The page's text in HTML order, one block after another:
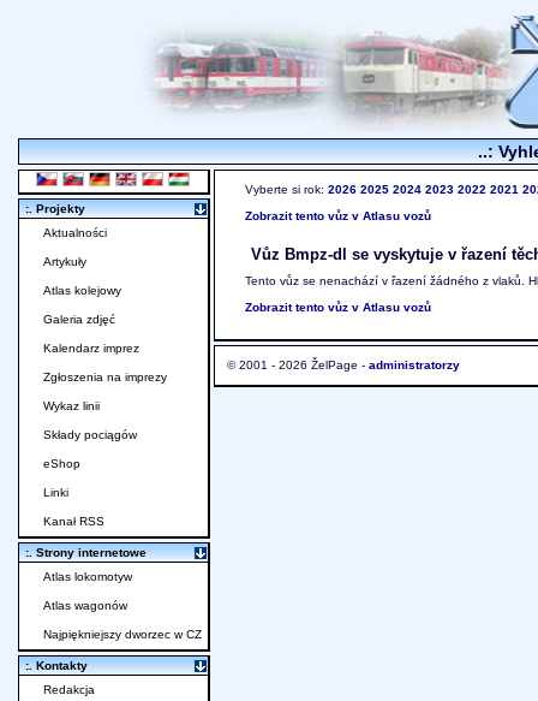
..:
Vyberte si rok: 2026 2025 2024 2023 2022 2021
Zobrazit tento vůz v Atlasu vozů
Vůz Bmpz-dl se vyskytuje v řazení
Tento vůz se nenachází v řazení žádného z vlaků.
Zobrazit tento vůz v Atlasu vozů
© 2001 - 2026 ŽelPage - administratorzy
:. Projekty
Aktualności
Artykuły
Atlas kolejowy
Galeria zdjęć
Kalendarz imprez
Zgłoszenia na imprezy
Wykaz linii
Składy pociągów
eShop
Linki
Kanał RSS
:. Strony internetowe
Atlas lokomotyw
Atlas wagonów
Najpiękniejszy dworzec w CZ
:. Kontakty
Redakcja